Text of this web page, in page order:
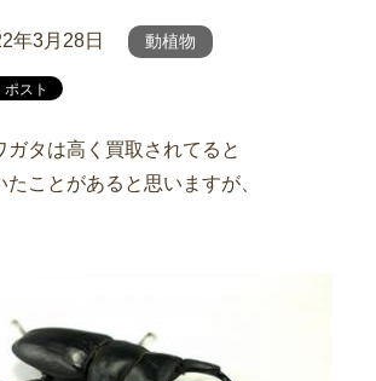
年3月28日 動植物
ガタは高く買取されてると
たことがあると思いますが、